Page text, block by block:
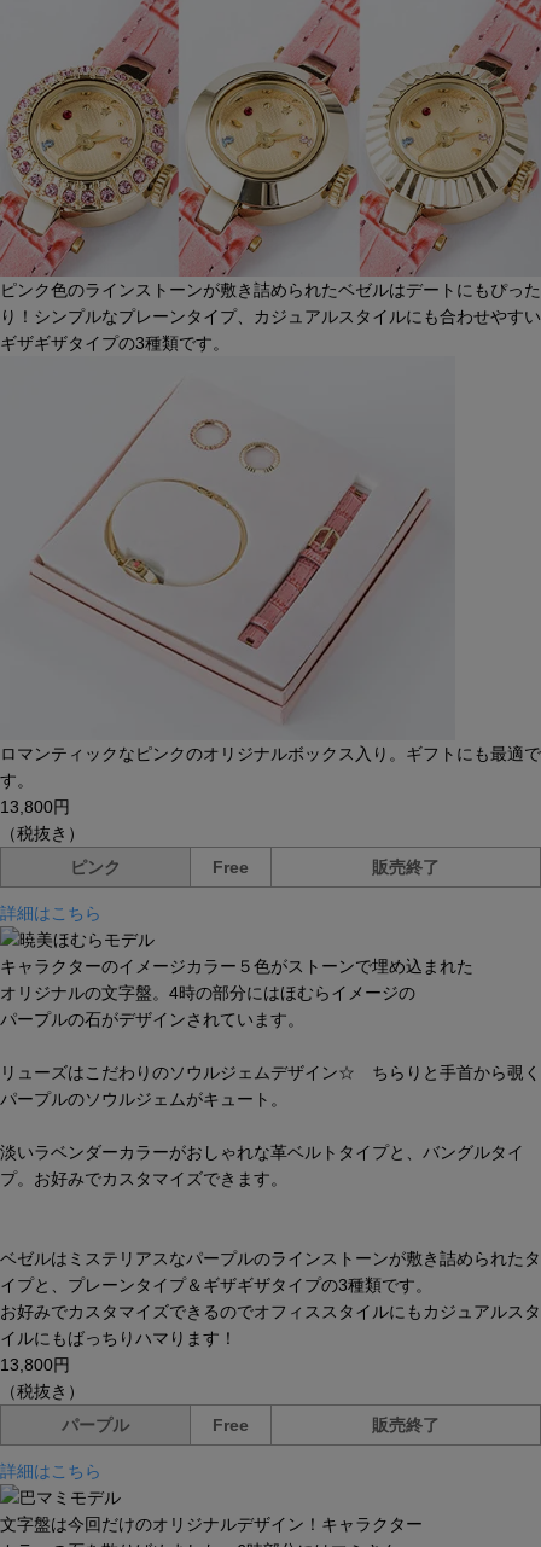
ピンク色のラインストーンが敷き詰められたベゼルはデートにもぴった
り！シンプルなプレーンタイプ、カジュアルスタイルにも合わせやすい
ギザギザタイプの3種類です。
ロマンティックなピンクのオリジナルボックス入り。ギフトにも最適で
す。
13,800円
（税抜き）
ピンク
Free 販売終了
詳細はこちら
キャラクターのイメージカラー５色がストーンで埋め込まれた
オリジナルの文字盤。4時の部分にはほむらイメージの
パープルの石がデザインされています。
リューズはこだわりのソウルジェムデザイン☆ ちらりと手首から覗く
パープルのソウルジェムがキュート。
淡いラベンダーカラーがおしゃれな革ベルトタイプと、バングルタイ
プ。お好みでカスタマイズできます。
ベゼルはミステリアスなパープルのラインストーンが敷き詰められたタ
イプと、プレーンタイプ＆ギザギザタイプの3種類です。
お好みでカスタマイズできるのでオフィススタイルにもカジュアルスタ
イルにもばっちりハマります！
13,800円
（税抜き）
パープル
Free 販売終了
詳細はこちら
文字盤は今回だけのオリジナルデザイン！キャラクター